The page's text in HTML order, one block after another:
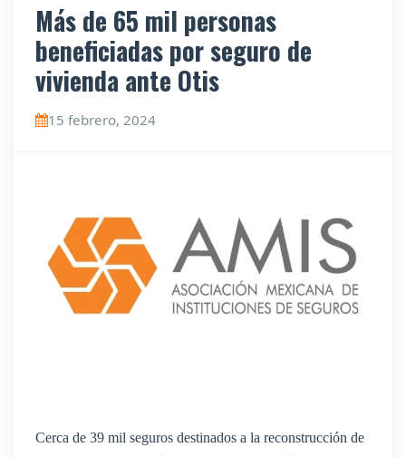
Más de 65 mil personas
beneficiadas por seguro de
vivienda ante Otis
15 febrero, 2024
Cerca de 39 mil seguros destinados a la reconstrucción de